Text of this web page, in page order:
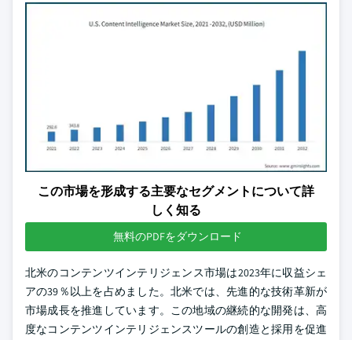
この市場を形成する主要なセグメントについて詳
しく知る
無料のPDFをダウンロード
北米のコンテンツインテリジェンス市場は2023年に収益シェ
アの39％以上を占めました。北米では、先進的な技術革新が
市場成長を推進しています。この地域の継続的な開発は、高
度なコンテンツインテリジェンスツールの創造と採用を促進